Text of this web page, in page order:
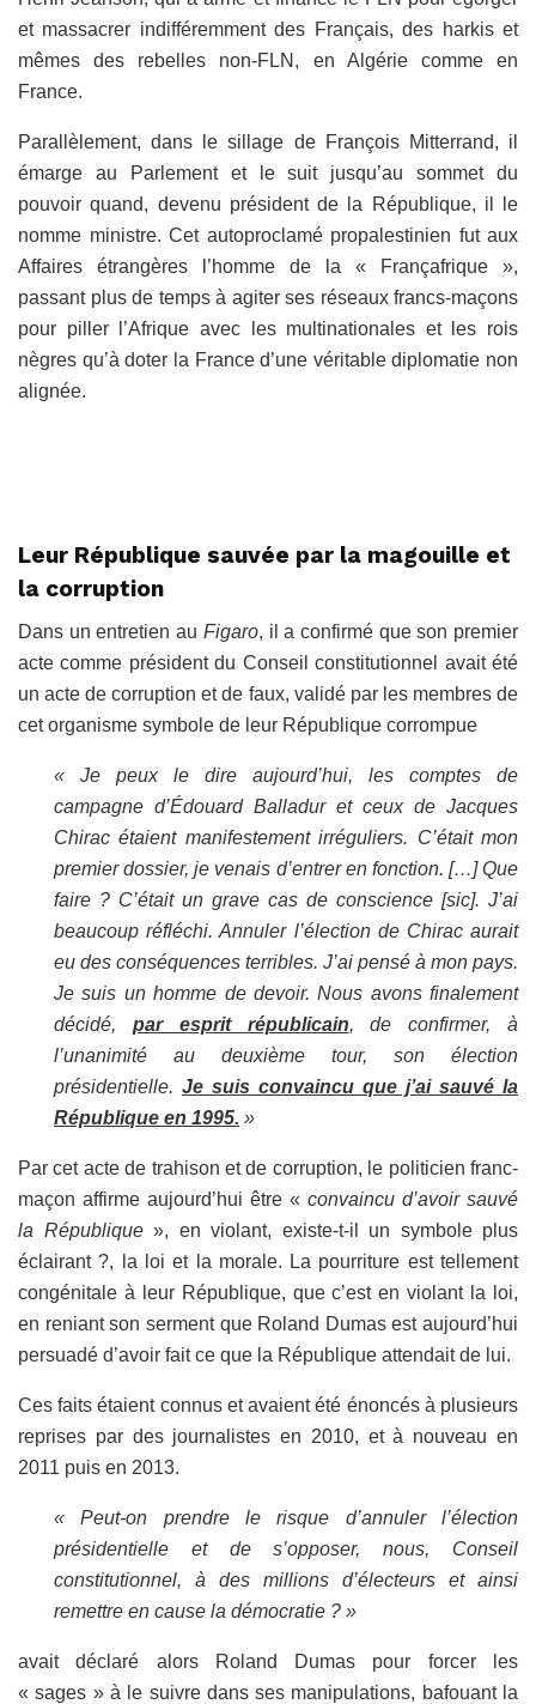
et massacrer indifféremment des Français, des harkis et
mêmes des rebelles non-FLN, en Algérie comme en
France.
Parallèlement, dans le sillage de François Mitterrand, il
émarge au Parlement et le suit jusqu’au sommet du
pouvoir quand, devenu président de la République, il le
nomme ministre. Cet autoproclamé propalestinien fut aux
Affaires étrangères l’homme de la « Françafrique »,
passant plus de temps à agiter ses réseaux francs-maçons
pour piller l’Afrique avec les multinationales et les rois
nègres qu’à doter la France d’une véritable diplomatie non
alignée.
Leur République sauvée par la magouille et
la corruption
Dans un entretien au Figaro, il a confirmé que son premier
acte comme président du Conseil constitutionnel avait été
un acte de corruption et de faux, validé par les membres de
cet organisme symbole de leur République corrompue
« Je peux le dire aujourd’hui, les comptes de
campagne d’Édouard Balladur et ceux de Jacques
Chirac étaient manifestement irréguliers. C’était mon
premier dossier, je venais d’entrer en fonction. […] Que
faire ? C’était un grave cas de conscience [sic]. J’ai
beaucoup réfléchi. Annuler l’élection de Chirac aurait
eu des conséquences terribles. J’ai pensé à mon pays.
Je suis un homme de devoir. Nous avons finalement
décidé, par esprit républicain, de confirmer, à
l’unanimité au deuxième tour, son élection
présidentielle. Je suis convaincu que j’ai sauvé la
République en 1995. »
Par cet acte de trahison et de corruption, le politicien franc-
maçon affirme aujourd’hui être « convaincu d’avoir sauvé
la République », en violant, existe-t-il un symbole plus
éclairant ?, la loi et la morale. La pourriture est tellement
congénitale à leur République, que c’est en violant la loi,
en reniant son serment que Roland Dumas est aujourd’hui
persuadé d’avoir fait ce que la République attendait de lui.
Ces faits étaient connus et avaient été énoncés à plusieurs
reprises par des journalistes en 2010, et à nouveau en
2011 puis en 2013.
« Peut-on prendre le risque d’annuler l’élection
présidentielle et de s’opposer, nous, Conseil
constitutionnel, à des millions d’électeurs et ainsi
remettre en cause la démocratie ? »
avait déclaré alors Roland Dumas pour forcer les
« sages » à le suivre dans ses manipulations, bafouant la